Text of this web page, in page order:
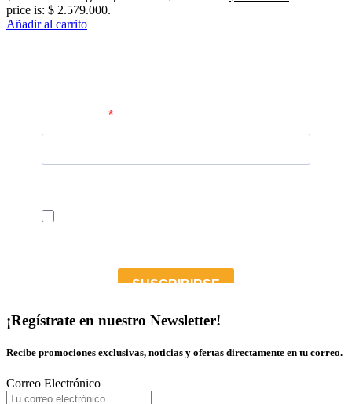
price is: $ 2.579.000.
Añadir al carrito
¡Regístrate en nuestro Newsletter!
Recibe promociones exclusivas, noticias y ofertas directamente en tu correo.
Correo Electrónico